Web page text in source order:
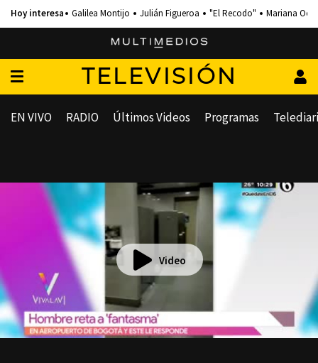
Galilea Montijo Julián Figueroa "El Recodo" Mariana
TELEVISIÓN
EN VIVO RADIO Últimos Videos Programas
Video